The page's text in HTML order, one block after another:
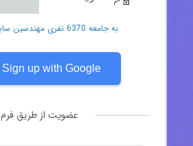
به جامعه 6370 نفری مهندسین سایت بپیوندید
Sign up with Google
عضویت از طریق فرم